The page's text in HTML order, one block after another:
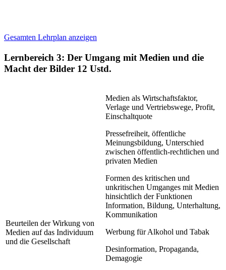
Gesamten Lehrplan anzeigen
Lernbereich 3: Der Umgang mit Medien und die
Macht der Bilder 12 Ustd.
Beurteilen der Wirkung von
Medien auf das Individuum
und die Gesellschaft
Medien als Wirtschaftsfaktor,
Verlage und Vertriebswege, Profit,
Einschaltquote
Pressefreiheit, öffentliche
Meinungsbildung, Unterschied
zwischen öffentlich-rechtlichen und
privaten Medien
Formen des kritischen und
unkritischen Umganges mit Medien
hinsichtlich der Funktionen
Information, Bildung, Unterhaltung,
Kommunikation
Werbung für Alkohol und Tabak
Desinformation, Propaganda,
Demagogie